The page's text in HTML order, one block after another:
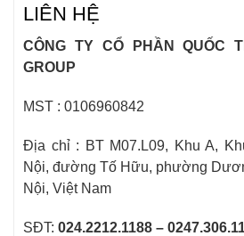
LIÊN HỆ
CÔNG TY CỔ PHẦN QUỐC
GROUP
MST : 0106960842
Địa chỉ : BT M07.L09, Khu A,
Nội, đường Tố Hữu, phường
Nội, Việt Nam
SĐT: 024.2212.1188 –